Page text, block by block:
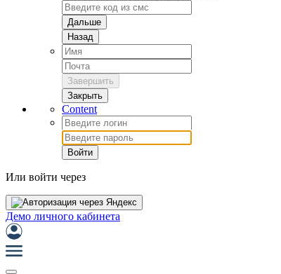
Дальше
Назад
Завершить
Закрыть
Content
Войти
Или войти через
Демо личного кабинета